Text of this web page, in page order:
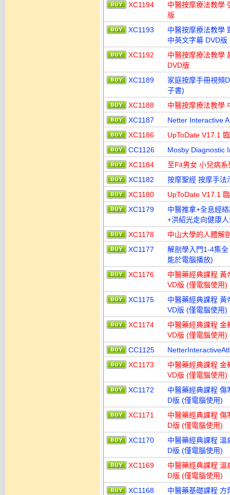
XC1194
中醫按摩療法教學
版
XC1193
中醫按摩療法教學
中英文字幕 DVD版
XC1192
中醫按摩療法教學
DVD版
XC1189
家庭按摩手冊視頻
子書)
XC1188
中醫按摩療法教學
XC1187
Netter Interactive
XC1186
UpToDate V17.1
CC1126
Mosby Diagnostic
XC1184
至Fit男女 小兒病
XC1182
按摩聖經 按摩手法
XC1180
UpToDate V17.1
XC1179
中醫推拿+全息經
+洪紹光走向健康
XC1178
中山大學的人體解
XC1177
解剖學入門1-4集
能於電腦播放)
XC1176
中醫藥經典課程
VD版 (僅電腦使用)
XC1175
中醫藥經典課程
VD版 (僅電腦使用)
XC1174
中醫藥經典課程
VD版 (僅電腦使用)
CC1125
XC1173
中醫藥經典課程
VD版 (僅電腦使用)
XC1172
中醫藥經典課程
D版 (僅電腦使用)
XC1171
中醫藥經典課程
D版 (僅電腦使用)
XC1170
中醫藥經典課程
D版 (僅電腦使用)
XC1169
中醫藥經典課程
D版 (僅電腦使用)
XC1168
中醫藥基礎課程